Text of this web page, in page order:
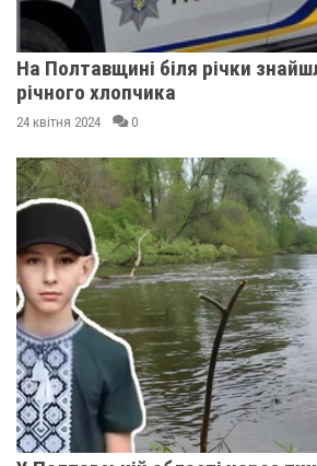
На Полтавщині біля річки
річного хлопчика
24 квітня 2024 0